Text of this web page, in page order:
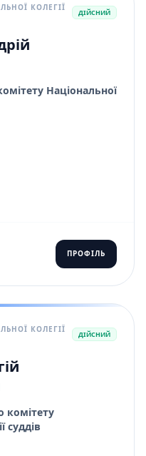
КОЛЕГІЇ
ДІЙСНИЙ
Національної
ПРОФІЛЬ
КОЛЕГІЇ
ДІЙСНИЙ
комітету
суддів